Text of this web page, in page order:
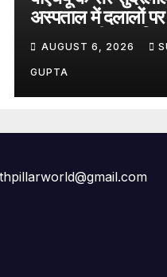
अस्पताल में दलालों
LED स्क्रीन पर
रहीं संदिग्धों की तस्वीरें
AUGUST 6, 2026
GUPTA